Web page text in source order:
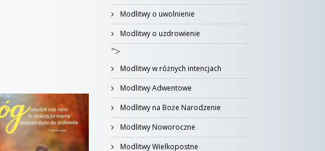
Modlitwy o uwolnienie
Modlitwy o uzdrowienie
">
Modlitwy w różnych intencjach
Modlitwy Adwentowe
Modlitwy na Boże Narodzenie
Modlitwy Noworoczne
Modlitwy Wielkopostne